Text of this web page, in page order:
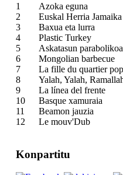
1
Azoka eguna
2
Euskal Herria
3
Baxua eta lurra
4
Plastic Turkey
5
Askatasun parabolikoa
6
Mongolian barbecue
7
La fille du quartier
8
Yalah, Yalah,
9
La línea del frente
10
Basque xamuraia
11
Beamon jauzia
12
Le mouv'Dub
Konpartitu